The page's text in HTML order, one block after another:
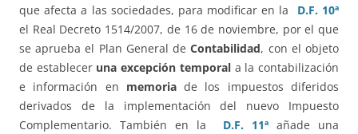
que afecta a las sociedades, para modificar en la
D.F. 10ª
el Real Decreto 1514/2007, de 16 de noviembre, por el que
se aprueba el Plan General deContabilidad, con el objeto
de establecer una excepción temporala la contabilización
e información en memoriade los impuestos diferidos
derivados de la implementación del nuevo Impuesto
Complementario. También en la
D.F. 11ªañade una